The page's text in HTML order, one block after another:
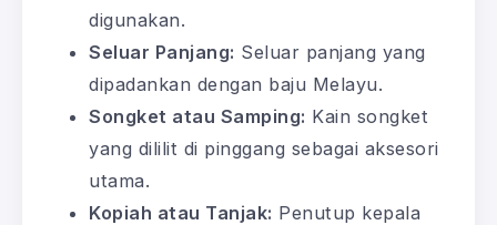
digunakan.
Seluar Panjang: Seluar panjang yang
dipadankan dengan baju Melayu.
Songket atau Samping: Kain songket
yang dililit di pinggang sebagai aksesori
utama.
Kopiah atau Tanjak: Penutup kepala